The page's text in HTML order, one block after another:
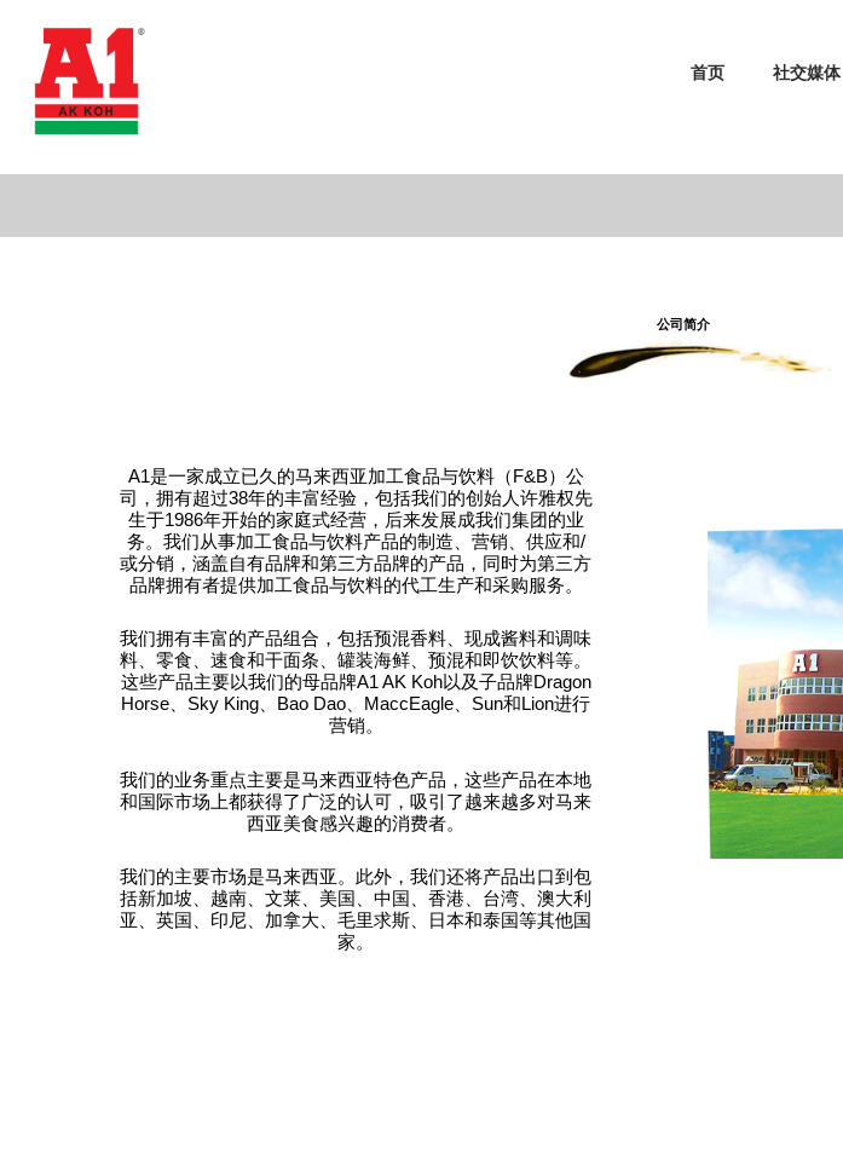
首页 社交媒体
公司简介
A1是一家成立已久的马来西亚加工食品与饮料（F&B）公
司，拥有超过38年的丰富经验，包括我们的创始人许雅权先
生于1986年开始的家庭式经营，后来发展成我们集团的业
务。我们从事加工食品与饮料产品的制造、营销、供应和/
或分销，涵盖自有品牌和第三方品牌的产品，同时为第三方
品牌拥有者提供加工食品与饮料的代工生产和采购服务。
我们拥有丰富的产品组合，包括预混香料、现成酱料和调味
料、零食、速食和干面条、罐装海鲜、预混和即饮饮料等。
这些产品主要以我们的母品牌A1 AK Koh以及子品牌Dragon
Horse、Sky King、Bao Dao、MaccEagle、Sun和Lion进行
营销。
我们的业务重点主要是马来西亚特色产品，这些产品在本地
和国际市场上都获得了广泛的认可，吸引了越来越多对马来
西亚美食感兴趣的消费者。
我们的主要市场是马来西亚。此外，我们还将产品出口到包
括新加坡、越南、文莱、美国、中国、香港、台湾、澳大利
亚、英国、印尼、加拿大、毛里求斯、日本和泰国等其他国
家。